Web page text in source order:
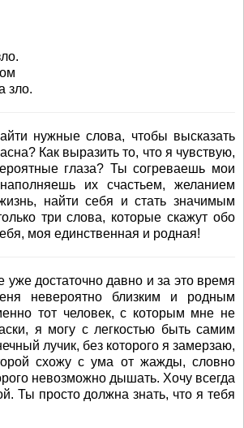
зло.
нужные слова, чтобы высказать
Как выразить то, что я чувствую,
глаза? Ты согреваешь мои
их счастьем, желанием
найти себя и стать значимым
три слова, которые скажут обо
моя единственная и родная!
уже достаточно давно и за это время
невероятно близким и родным
тот человек, с которым мне не
я могу с легкостью быть самим
лучик, без которого я замерзаю,
схожу с ума от жажды, словно
невозможно дышать. Хочу всегда
Ты просто должна знать, что я тебя